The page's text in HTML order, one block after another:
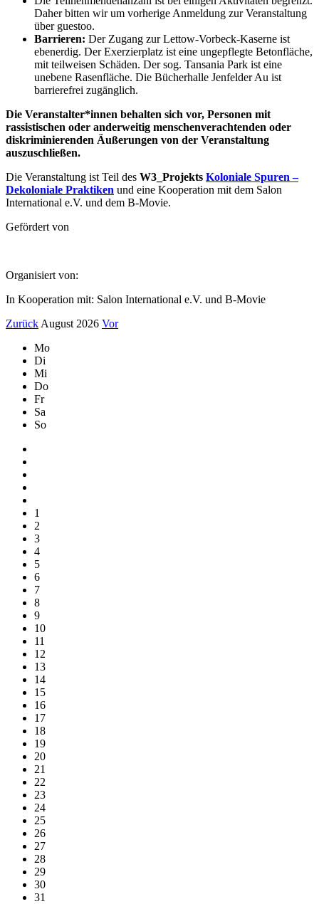
Daher bitten wir um vorherige Anmeldung zur Veranstaltung
über guestoo.
Barrieren: Der Zugang zur Lettow-Vorbeck-Kaserne ist
ebenerdig. Der Exerzierplatz ist eine ungepflegte Betonfläche,
mit teilweisen Schäden. Der sog. Tansania Park ist eine
unebene Rasenfläche. Die Bücherhalle Jenfelder Au ist
barrierefrei zugänglich.
Die Veranstalter*innen behalten sich vor, Personen mit
rassistischen oder anderweitig menschenverachtenden oder
diskriminierenden Äußerungen von der Veranstaltung
auszuschließen.
Die Veranstaltung ist Teil des W3_Projekts Koloniale Spuren –
Dekoloniale Praktiken und eine Kooperation mit dem Salon
International e.V. und dem B-Movie.
Gefördert von
Organisiert von:
In Kooperation mit: Salon International e.V. und B-Movie
Zurück August 2026 Vor
Mo
Di
Mi
Do
Fr
Sa
So
1
2
3
4
5
6
7
8
9
10
11
12
13
14
15
16
17
18
19
20
21
22
23
24
25
26
27
28
29
30
31